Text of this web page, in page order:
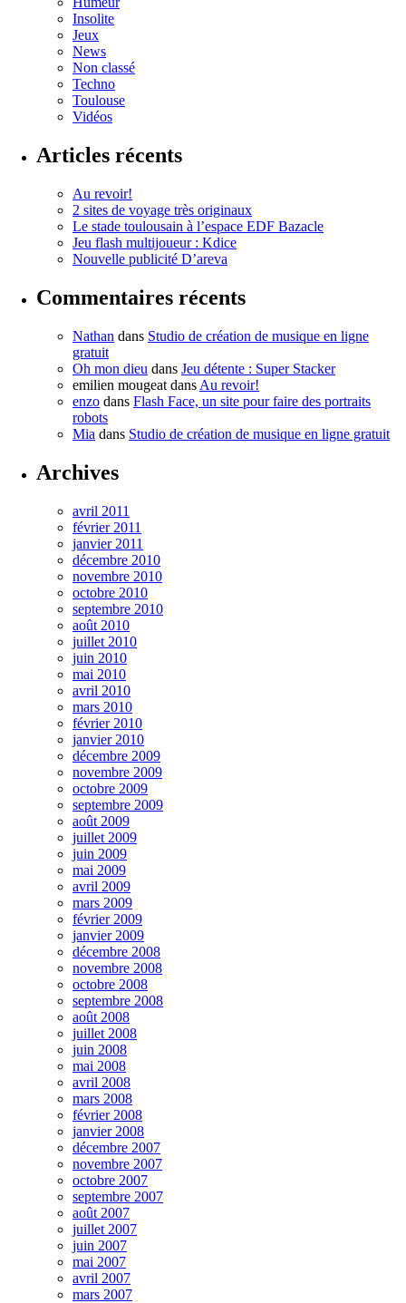
Insolite
Jeux
News
Non classé
Techno
Toulouse
Vidéos
Articles récents
Au revoir!
2 sites de voyage très originaux
Le stade toulousain à l’espace EDF Bazacle
Jeu flash multijoueur : Kdice
Nouvelle publicité D’areva
Commentaires récents
Nathan dans Studio de création de musique en ligne
gratuit
Oh mon dieu dans Jeu détente : Super Stacker
emilien mougeat dans Au revoir!
enzo dans Flash Face, un site pour faire des portraits
robots
Mia dans Studio de création de musique en ligne gratuit
Archives
avril 2011
février 2011
janvier 2011
décembre 2010
novembre 2010
octobre 2010
septembre 2010
août 2010
juillet 2010
juin 2010
mai 2010
avril 2010
mars 2010
février 2010
janvier 2010
décembre 2009
novembre 2009
octobre 2009
septembre 2009
août 2009
juillet 2009
juin 2009
mai 2009
avril 2009
mars 2009
février 2009
janvier 2009
décembre 2008
novembre 2008
octobre 2008
septembre 2008
août 2008
juillet 2008
juin 2008
mai 2008
avril 2008
mars 2008
février 2008
janvier 2008
décembre 2007
novembre 2007
octobre 2007
septembre 2007
août 2007
juillet 2007
juin 2007
mai 2007
avril 2007
mars 2007